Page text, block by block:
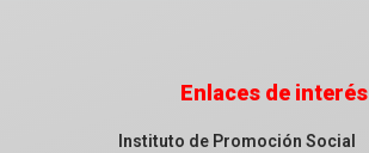
Enlaces de interés
Instituto de Promoción Social